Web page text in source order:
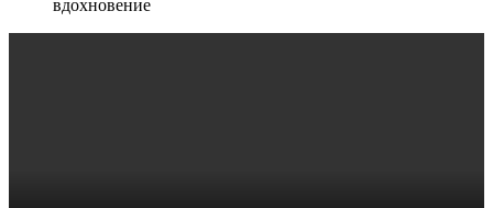
вдохновение